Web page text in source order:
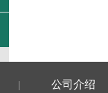
| 公司介绍